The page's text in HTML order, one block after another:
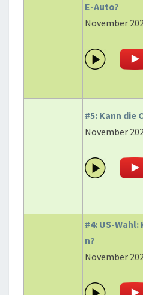
E-Auto?
November
#5: Kann die
November
#4: US-
n?
November